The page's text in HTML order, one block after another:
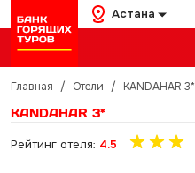
Астана
Главная / Отели / KANDAHAR 3*
KANDAHAR 3*
Рейтинг отеля: 4.5